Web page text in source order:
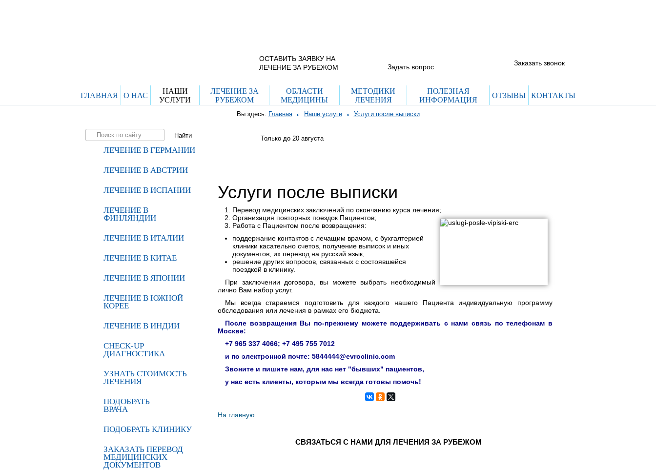
ОСТАВИТЬ ЗАЯВКУ НА
ЛЕЧЕНИЕ ЗА РУБЕЖОМ
Задать вопрос Заказать звонок
ГЛАВНАЯ О НАС
НАШИ
УСЛУГИ
ЛЕЧЕНИЕ ЗА
РУБЕЖОМ
ОБЛАСТИ
МЕДИЦИНЫ
МЕТОДИКИ
ЛЕЧЕНИЯ
ПОЛЕЗНАЯ
ИНФОРМАЦИЯ
ОТЗЫВЫ КОНТАКТЫ
Вы здесь: Главная Наши услуги Услуги после выписки
ЛЕЧЕНИЕ В ГЕРМАНИИ
ЛЕЧЕНИЕ В АВСТРИИ
ЛЕЧЕНИЕ В ИСПАНИИ
ЛЕЧЕНИЕ В
ФИНЛЯНДИИ
ЛЕЧЕНИЕ В ИТАЛИИ
ЛЕЧЕНИЕ В КИТАЕ
ЛЕЧЕНИЕ В ЯПОНИИ
ЛЕЧЕНИЕ В ЮЖНОЙ
КОРЕЕ
ЛЕЧЕНИЕ В ИНДИИ
CHECK-UP
ДИАГНОСТИКА
УЗНАТЬ СТОИМОСТЬ
ЛЕЧЕНИЯ
ПОДОБРАТЬ
ВРАЧА
ПОДОБРАТЬ КЛИНИКУ
ЗАКАЗАТЬ ПЕРЕВОД
МЕДИЦИНСКИХ
ДОКУМЕНТОВ
Только до 20 августа
Услуги после выписки
Перевод медицинских заключений по окончанию курса лечения;
Организация повторных поездок Пациентов;
Работа с Пациентом после возвращения:
поддержание контактов с лечащим врачом, с бухгалтерией
клиники касательно счетов, получение выписок и иных
документов, их перевод на русский язык,
решение других вопросов, связанных с состоявшейся
поездкой в клинику.
При заключении договора, вы можете выбрать необходимый
лично Вам набор услуг.
Мы всегда стараемся подготовить для каждого нашего Пациента индивидуальную программу
обследования или лечения в рамках его бюджета.
После возвращения Вы по-прежнему можете поддерживать с нами связь по телефонам в
Москве:
+7 965 337 4066; +7 495 755 7012
и по электронной почте: 5844444@evroclinic.com
Звоните и пишите нам, для нас нет "бывших" пациентов,
у нас есть клиенты, которым мы всегда готовы помочь!
На главную
СВЯЗАТЬСЯ С НАМИ ДЛЯ ЛЕЧЕНИЯ ЗА РУБЕЖОМ